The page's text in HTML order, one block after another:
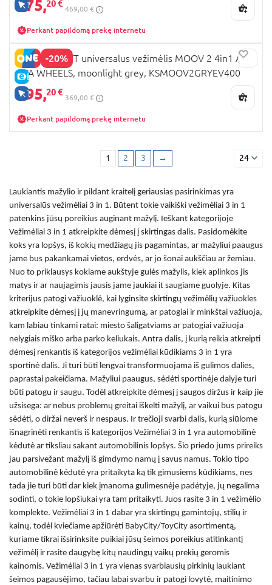
TIK INTERNETU
375,20 €
469,00 €
Perkant papildomą prekę internetu
-20%
E-KAINA
TIK INTERNETU
KINDERKRAFT universalus vežimėlis MOOV 2 4in1 AIR
EVA WHEELS, moonlight grey, KSMOOV2GRYEV400
295,20 €
369,00 €
Perkant papildomą prekę internetu
1 2 3 → 24
Laukiantis mažylio ir pildant kraitelį geriausias pasirinkimas yra
universalūs vežimėliai 3 in 1. Būtent tokie vaikiški vežimėliai 3 in 1
patenkins jūsų poreikius auginant mažylį. Ieškant kategorijoje
Vežimėliai 3 in 1 atkreipkite dėmesį į skirtingas dalis. Pasidomėkite
koks yra lopšys, iš kokių medžiagų jis pagamintas, ar mažyliui paaugus
jame bus pakankamai vietos, erdvės, ar jo šonai aukščiau ar žemiau.
Nuo to priklausys kokiame aukštyje gulės mažylis, kiek aplinkos jis
matys ir ar naujagimis jausis jame jaukiai it saugiame guolyje. Kitas
kriterijus patogi važiuoklė, kai lyginsite skirtingų vežimėlių važiuokles
atkreipkite dėmesį į jų manevringumą, ar patogiai ir minkštai važiuoja,
kam labiau tinkami ratai: miesto šaligatviams ar patogiai važiuoja
nelygiais miško arba parko keliukais. Antra dalis, į kurią reikia atkreipti
dėmesį renkantis iš kategorijos vežimėliai kūdikiams 3 in 1 yra
sportinė dalis. Ji turi būti lengvai transformuojama iš gulimos dalies,
paprastai pakeičiama. Mažyliui paaugus, sėdėti sportinėje dalyje turi
būti patogu ir saugu. Todėl atkreipkite dėmesį į saugos diržus ir kaip jie
užsisega: ar nebus problemų greitai iškelti mažylį, ar vaikui bus patogu
sėdėti, o diržai neverš ir nespaus. Ir trečioji svarbi dalis, kurią siūlome
išnagrinėti renkantis iš kategorijos Vežimėliai 3 in 1 yra automobilinė
kėdutė ar tiksliau sakant automobilinis lopšys. Šio priedo jums prireiks
jau parsivežant mažylį iš gimdymo namų į savus namus. Tokio tipo
automobilinė kėdutė yra pritaikyta ką tik gimusiems kūdikiams, nes
tada jie turi būti dar kiek įmanoma gulimesnėje padėtyje, jų negalima
sodinti, o tokie lopšiukai yra tam pritaikyti. Juos rasite 3 in 1 vežimėlio
komplekte. Vežimėliai 3 in 1 dabar yra skirtingų gamintojų, stilių ir
kainų, todėl kviečiame apžiūrėti BabyCity/ToyCity asortimentą,
kuriame tikrai išsirinksite puikiai jūsų šeimos poreikius atitinkantį
vežimėlį ir rasite daugybę kitų naudingų vaikų prekių geromis
kainomis. Vežimėliai 3 in 1 yra vienas svarbiausių pirkinių laukiant
šeimos pagausėjimo, tačiau labai svarbu ir patogi lovytė, maitinimo